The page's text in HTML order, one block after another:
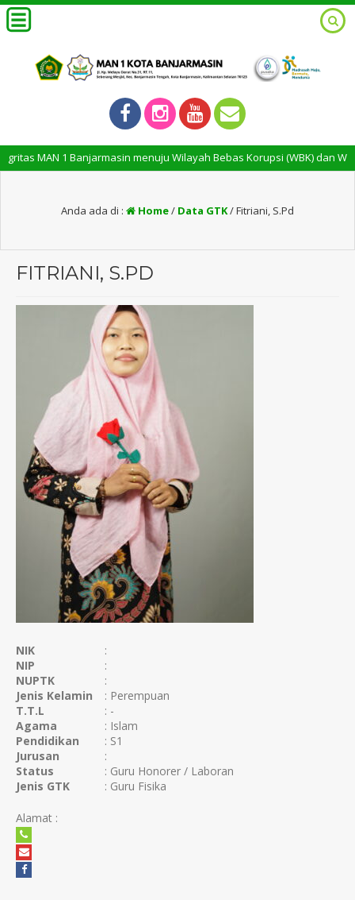
MAN 1 Banjarmasin menuju Wilayah Bebas Korupsi (WBK) dan
Anda ada di : Home/ Data GTK/Fitriani, S.Pd
FITRIANI, S.PD
NIK
:
NIP
:
NUPTK
:
Jenis Kelamin
: Perempuan
T.T.L
: -
Agama
: Islam
Pendidikan
: S1
Jurusan
:
Status
: Guru Honorer / Laboran
Jenis GTK
: Guru Fisika
Alamat :